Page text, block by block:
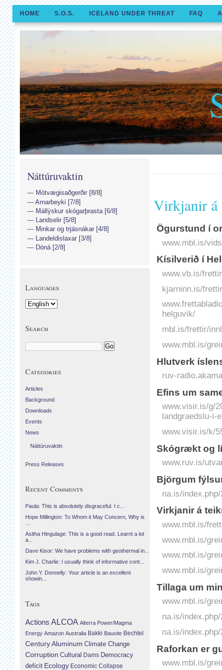
HOME S.O.S. ICELAND UNDER THREAT FAQ
Virkjanir á
Ögurstund í
www.mbl.is/
Kísilverið í
www.vb.is/
kjarninn.is/
helguvik/
mbl.is/frettir/
www.mbl.is/
Hlutverk
ruv-
Efins um
www.visir.is/g/
landgraedslu-i-
www.visir.is/k/
Skógrækt og
www.ruv.is/
Björgum
na.is/
Virkjanir á
www.mbl.is/
www.mbl.is/
www.mbl.is/
www.mbl.is/
Tillaga um
www.mbl.is/
na.is/
na.is/
Raforkan er
www.mbl.is/
Náttúruvaktin
Mótvægisaðgerðir [8/8]
Arnarbeyki [7/8]
Mállýskur skógarþrasta [6/8]
Landselir [5/8]
Minkar og trjásnákar [4/8]
Landeldislaxar [3/8]
Dóná [2/8]
Languages
Search
Categories
Articles
Background
Downloads
Events
News
Náttúruvaktin
Press Releases
Recent Comments
Paula: This is absolutely disgraceful. I c...
Hope Millington: To Whom it May Concern, Why is
Asitha Hingulage: This is a good read. Learnt a lot
a...
Dave Kisor: We have problems with geothermal in...
Kim J. Charlie: I usually think of informative cont...
John Y. Donnelly: Your article is an excellent
showin...
Tags
Actions ALCOA Alterra Power/Magma
Energy Amazon Australia Bakki Bauxite Bechtel
Century Aluminum Climate Change
Corruption Cultural Dams Democracy
deficit Ecology Economic Collapse